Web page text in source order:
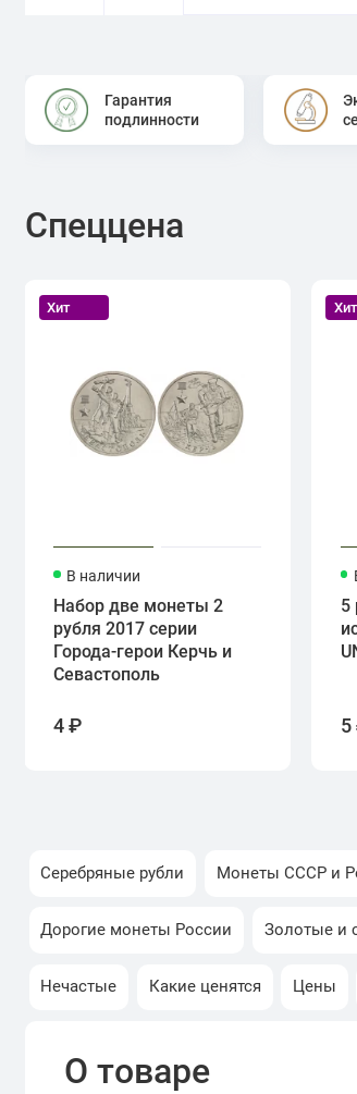
Гарантия
подлинности
Спеццена
Хит
В наличии
Набор две монеты 2
рубля 2017 серии
Города-герои Керчь и
Севастополь
4 ₽
Хит
5
5
Серебряные рубли Монеты СССР и
Дорогие монеты России Золотые и
Нечастые Какие ценятся Цены
О товаре